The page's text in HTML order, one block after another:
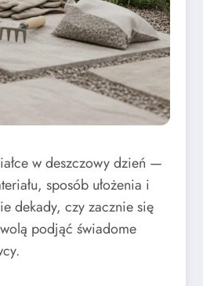
w deszczowy dzień —
sposób ułożenia i
dekady, czy zacznie się
podjąć świadome